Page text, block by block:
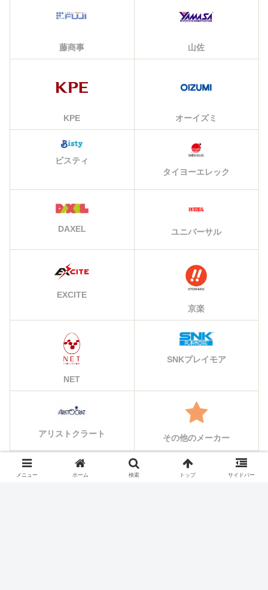
藤商事 山佐
KPE オーイズミ
ビスティ
タイヨーエレック
DAXEL ユニバーサル
EXCITE
京楽
NET
SNKプレイモア
アリストクラート その他のメーカー
メニュー ホーム 検索 トップ サイドバー